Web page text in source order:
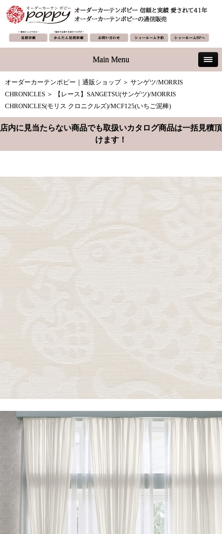
Main Menu
オーダーカーテンポピー｜通販ショップ＞ サンゲツ/MORRIS
CHRONICLES ＞ 【レース】SANGETSU(サンゲツ)/MORRIS
CHRONICLES(モリス クロニクルズ)/MCF125(いちご泥棒)
店内に見当たらない商品でも取扱いカタログ商品は一括見積頂
けます！